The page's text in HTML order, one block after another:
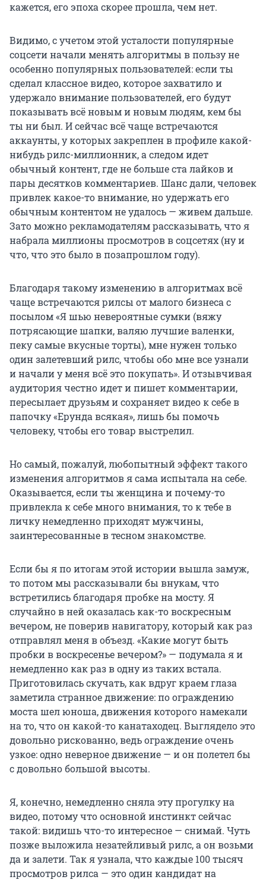
кажется, его эпоха скорее прошла, чем нет.
Видимо, с учетом этой усталости популярные
соцсети начали менять алгоритмы в пользу не
особенно популярных пользователей: если ты
сделал классное видео, которое захватило и
удержало внимание пользователей, его будут
показывать всё новым и новым людям, кем бы
ты ни был. И сейчас всё чаще встречаются
аккаунты, у которых закреплен в профиле какой-
нибудь рилс-миллионник, а следом идет
обычный контент, где не больше ста лайков и
пары десятков комментариев. Шанс дали, человек
привлек какое-то внимание, но удержать его
обычным контентом не удалось — ​​живем дальше.
Зато можно рекламодателям рассказывать, что я
набрала миллионы просмотров в соцсетях (ну и
что, что это было в позапрошлом году).
Благодаря такому изменению в алгоритмах всё
чаще встречаются рилсы от малого бизнеса с
посылом «Я шью невероятные сумки (вяжу
потрясающие шапки, валяю лучшие валенки,
пеку самые вкусные торты), мне нужен только
один залетевший рилс, чтобы обо мне все узнали
и начали у меня всё это покупать». И отзывчивая
аудитория честно идет и пишет комментарии,
пересылает друзьям и сохраняет видео к себе в
папочку «Ерунда всякая», лишь бы помочь
человеку, чтобы его товар выстрелил.
Но самый, пожалуй, любопытный эффект такого
изменения алгоритмов я сама испытала на себе.
Оказывается, если ты женщина и почему-то
привлекла к себе много внимания, то к тебе в
личку немедленно приходят мужчины,
заинтересованные в тесном знакомстве.
Если бы я по итогам этой истории вышла замуж,
то потом мы рассказывали бы внукам, что
встретились благодаря пробке на мосту. Я
случайно в ней оказалась как-то воскресным
вечером, не поверив навигатору, который как раз
отправлял меня в объезд. «Какие могут быть
пробки в воскресенье вечером?» — подумала я и
немедленно как раз в одну из таких встала.
Приготовилась скучать, как вдруг краем глаза
заметила странное движение: по ограждению
моста шел юноша, движения которого намекали
на то, что он какой-то канатаходец. Выглядело это
довольно рискованно, ведь ограждение очень
узкое: одно неверное движение — и он полетел бы
с довольно большой высоты.
Я, конечно, немедленно сняла эту прогулку на
видео, потому что основной инстинкт сейчас
такой: видишь что-то интересное — снимай. Чуть
позже выложила незатейливый рилс, а он возьми
да и залети. Так я узнала, что каждые 100 тысяч
просмотров рилса — это один кандидат на